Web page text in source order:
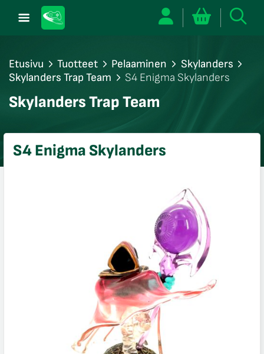
Etusivu Tuotteet Pelaaminen
Skylanders
Skylanders Trap Team
S4 Enigma Skylanders
Skylanders Trap Team
S4 Enigma Skylanders
sulje
sulje